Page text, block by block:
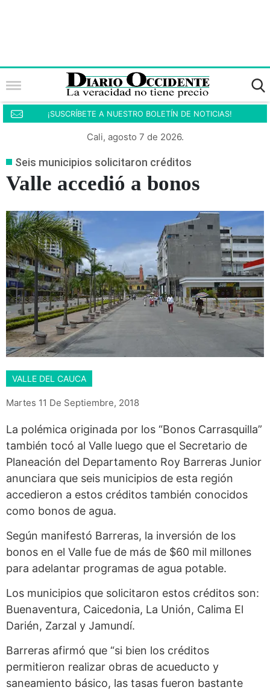
¡SUSCRÍBETE A NUESTRO BOLETÍN DE NOTICIAS!
Cali, agosto 7 de 2026.
Seis municipios solicitaron créditos
Valle accedió a bonos
VALLE DEL CAUCA
Martes 11 De Septiembre, 2018
La polémica originada por los “Bonos Carrasquilla”
también tocó al Valle luego que el Secretario de
Planeación del Departamento Roy Barreras Junior
anunciara que seis municipios de esta región
accedieron a estos créditos también conocidos
como bonos de agua.
Según manifestó Barreras, la inversión de los
bonos en el Valle fue de más de $60 mil millones
para adelantar programas de agua potable.
Los municipios que solicitaron estos créditos son:
Buenaventura, Caicedonia, La Unión, Calima El
Darién, Zarzal y Jamundí.
Barreras afirmó que “si bien los créditos
permitieron realizar obras de acueducto y
saneamiento básico, las tasas fueron bastante